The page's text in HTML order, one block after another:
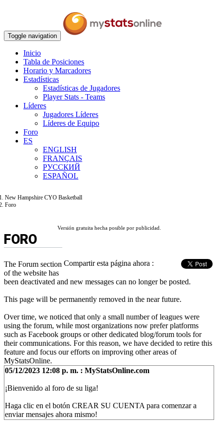
Toggle navigation
Inicio
Tabla de Posiciones
Horario y Marcadores
Estadísticas
Estadísticas de Jugadores
Player Stats - Teams
Líderes
Jugadores Líderes
Líderes de Equipo
Foro
ES
ENGLISH
FRANÇAIS
РУССКИЙ
ESPAÑOL
New Hampshire CYO Basketball
Foro
Versión gratuita hecha posible por publicidad.
FORO
Compartir esta página ahora :
The Forum section
of the website has
been deactivated and new messages can no longer be posted.
This page will be permanently removed in the near future.
Over time, we noticed that only a small number of leagues were
using the forum, while most organizations now prefer platforms
such as Facebook groups or other dedicated blog/forum tools for
their communications. For this reason, we have decided to retire this
feature and focus our efforts on improving other areas of
MyStatsOnline.
05/12/2023 12:08 p. m. : MyStatsOnline.com
¡Bienvenido al foro de su liga!
Haga clic en el botón CREAR SU CUENTA para comenzar a
enviar mensajes ahora mismo!